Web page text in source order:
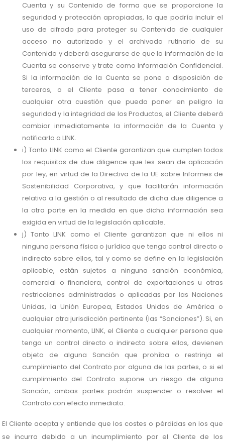
Cuenta y su Contenido de forma que se proporcione la
seguridad y protección apropiadas, lo que podría incluir el
uso de cifrado para proteger su Contenido de cualquier
acceso no autorizado y el archivado rutinario de su
Contenido y deberá asegurarse de que la información de la
Cuenta se conserve y trate como Información Confidencial.
Si la información de la Cuenta se pone a disposición de
terceros, o el Cliente pasa a tener conocimiento de
cualquier otra cuestión que pueda poner en peligro la
seguridad y la integridad de los Productos, el Cliente deberá
cambiar inmediatamente la información de la Cuenta y
notificarlo a LINK.
i) Tanto LINK como el Cliente garantizan que cumplen todos
los requisitos de due diligence que les sean de aplicación
por ley, en virtud de la Directiva de la UE sobre Informes de
Sostenibilidad Corporativa, y que facilitarán información
relativa a la gestión o al resultado de dicha due diligence a
la otra parte en la medida en que dicha información sea
exigida en virtud de la legislación aplicable.
j) Tanto LINK como el Cliente garantizan que ni ellos ni
ninguna persona física o jurídica que tenga control directo o
indirecto sobre ellos, tal y como se define en la legislación
aplicable, están sujetos a ninguna sanción económica,
comercial o financiera, control de exportaciones u otras
restricciones administradas o aplicadas por las Naciones
Unidas, la Unión Europea, Estados Unidos de América o
cualquier otra jurisdicción pertinente (las “Sanciones”). Si, en
cualquier momento, LINK, el Cliente o cualquier persona que
tenga un control directo o indirecto sobre ellos, devienen
objeto de alguna Sanción que prohíba o restrinja el
cumplimiento del Contrato por alguna de las partes, o si el
cumplimiento del Contrato supone un riesgo de alguna
Sanción, ambas partes podrán suspender o resolver el
Contrato con efecto inmediato.
El Cliente acepta y entiende que los costes o pérdidas en los que
se incurra debido a un incumplimiento por el Cliente de los